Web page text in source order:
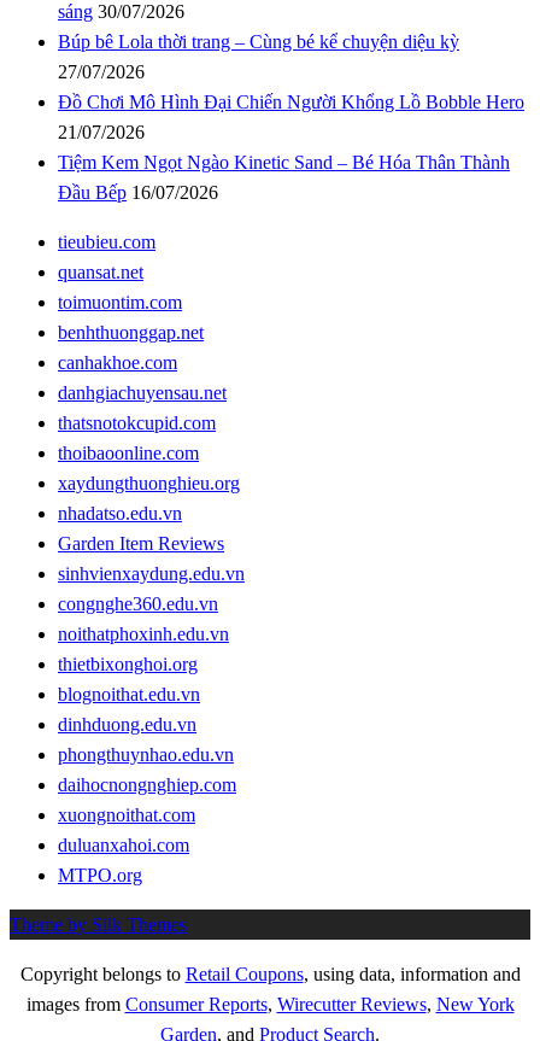
sáng 30/07/2026
Búp bê Lola thời trang – Cùng bé kể chuyện diệu kỳ
27/07/2026
Đồ Chơi Mô Hình Đại Chiến Người Khổng Lồ Bobble Hero
21/07/2026
Tiệm Kem Ngọt Ngào Kinetic Sand – Bé Hóa Thân Thành
Đầu Bếp 16/07/2026
tieubieu.com
quansat.net
toimuontim.com
benhthuonggap.net
canhakhoe.com
danhgiachuyensau.net
thatsnotokcupid.com
thoibaoonline.com
xaydungthuonghieu.org
nhadatso.edu.vn
Garden Item Reviews
sinhvienxaydung.edu.vn
congnghe360.edu.vn
noithatphoxinh.edu.vn
thietbixonghoi.org
blognoithat.edu.vn
dinhduong.edu.vn
phongthuynhao.edu.vn
daihocnongnghiep.com
xuongnoithat.com
duluanxahoi.com
MTPO.org
Theme by Silk Themes
Copyright belongs to Retail Coupons, using data, information and
images from Consumer Reports, Wirecutter Reviews, New York
Garden, and Product Search.